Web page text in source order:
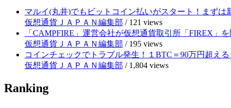
マルイ(丸井)でもビットコイン払いがスタート！まずは
仮想通貨ＪＡＰＡＮ編集部 / 121 views
「CAMPFIRE」運営会社が仮想通貨取引所「FIREX」
仮想通貨ＪＡＰＡＮ編集部 / 195 views
コインチェックでトラブル発生！１BTC＝90万円超え
仮想通貨ＪＡＰＡＮ編集部 / 1,804 views
Ranking